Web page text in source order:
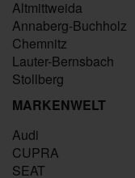
Altmittweida
Annaberg-Buchholz
Chemnitz
Lauter-Bernsbach
Stollberg
MARKENWELT
Audi
CUPRA
SEAT